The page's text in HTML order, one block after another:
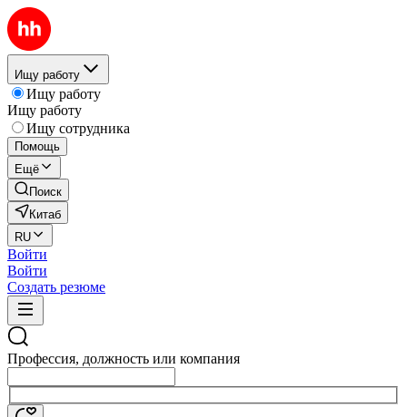
Ищу работу
Ищу работу
Ищу работу
Ищу сотрудника
Помощь
Ещё
Поиск
Китаб
RU
Войти
Войти
Создать резюме
Профессия, должность или компания